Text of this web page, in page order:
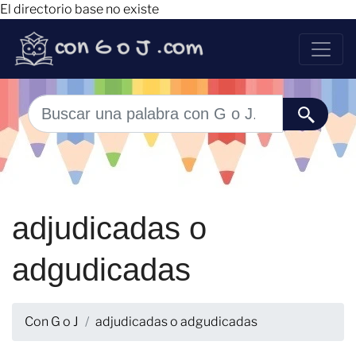
El directorio base no existe
adjudicadas o
adgudicadas
Con G o J adjudicadas o adgudicadas